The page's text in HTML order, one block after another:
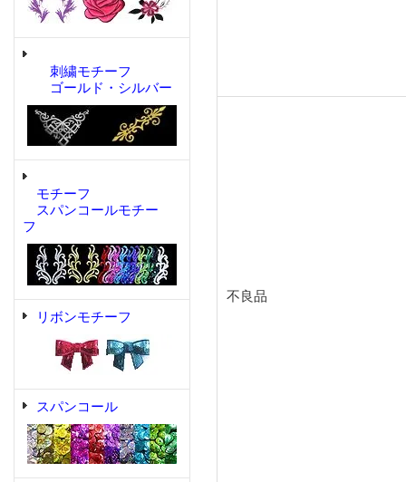
刺繍モチーフ
ゴールド・シルバー
モチーフ
スパンコールモチー
フ
リボンモチーフ
スパンコール
不良品